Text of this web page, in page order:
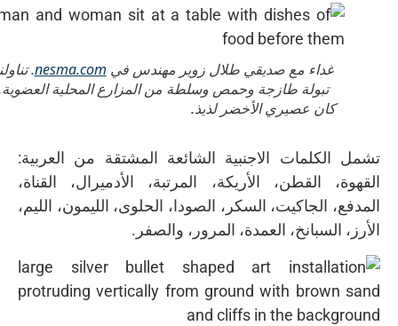
غداء مع صديقي طلال زوير مهندس في nesma.com
.
تبولة طازجة وحمص وسلطة من المزارع المحلية
كان عصيري الأخضر لذيذ.
تشمل الكلمات الاجنبية الشائعة المشتقة من العربية:
القهوة، القطن، الأريكة، المرتبة، الأدميرال، القناة،
المدفع، الجاكيت، السكر، الصودا، الحلوى، الليمون، الليم،
الأرز، السبانخ، العمدة، المرور، والصفر.